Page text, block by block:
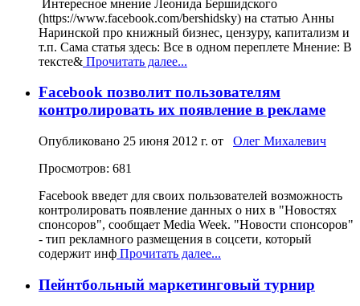
Интересное мнение Леонида Бершидского
(https://www.facebook.com/bershidsky) на статью Анны
Наринской про книжный бизнес, цензуру, капитализм и
т.п. Сама статья здесь: Все в одном переплете Мнение: В
тексте& Прочитать далее...
Facebook позволит пользователям
контролировать их появление в рекламе
Опубликовано 25 июня 2012 г. от Олег Михалевич
Просмотров: 681
Facebook введет для своих пользователей возможность
контролировать появление данных о них в "Новостях
спонсоров", сообщает Media Week. "Новости спонсоров"
- тип рекламного размещения в соцсети, который
содержит инф Прочитать далее...
Пейнтбольный маркетинговый турнир